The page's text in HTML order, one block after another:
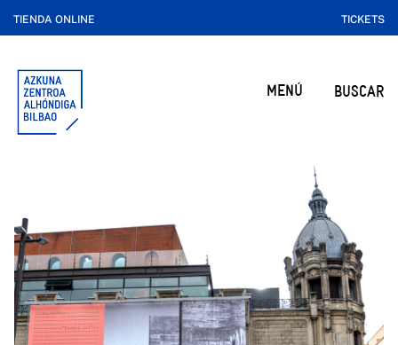
TIENDA ONLINE TICKETS
MENÚ BUSCAR